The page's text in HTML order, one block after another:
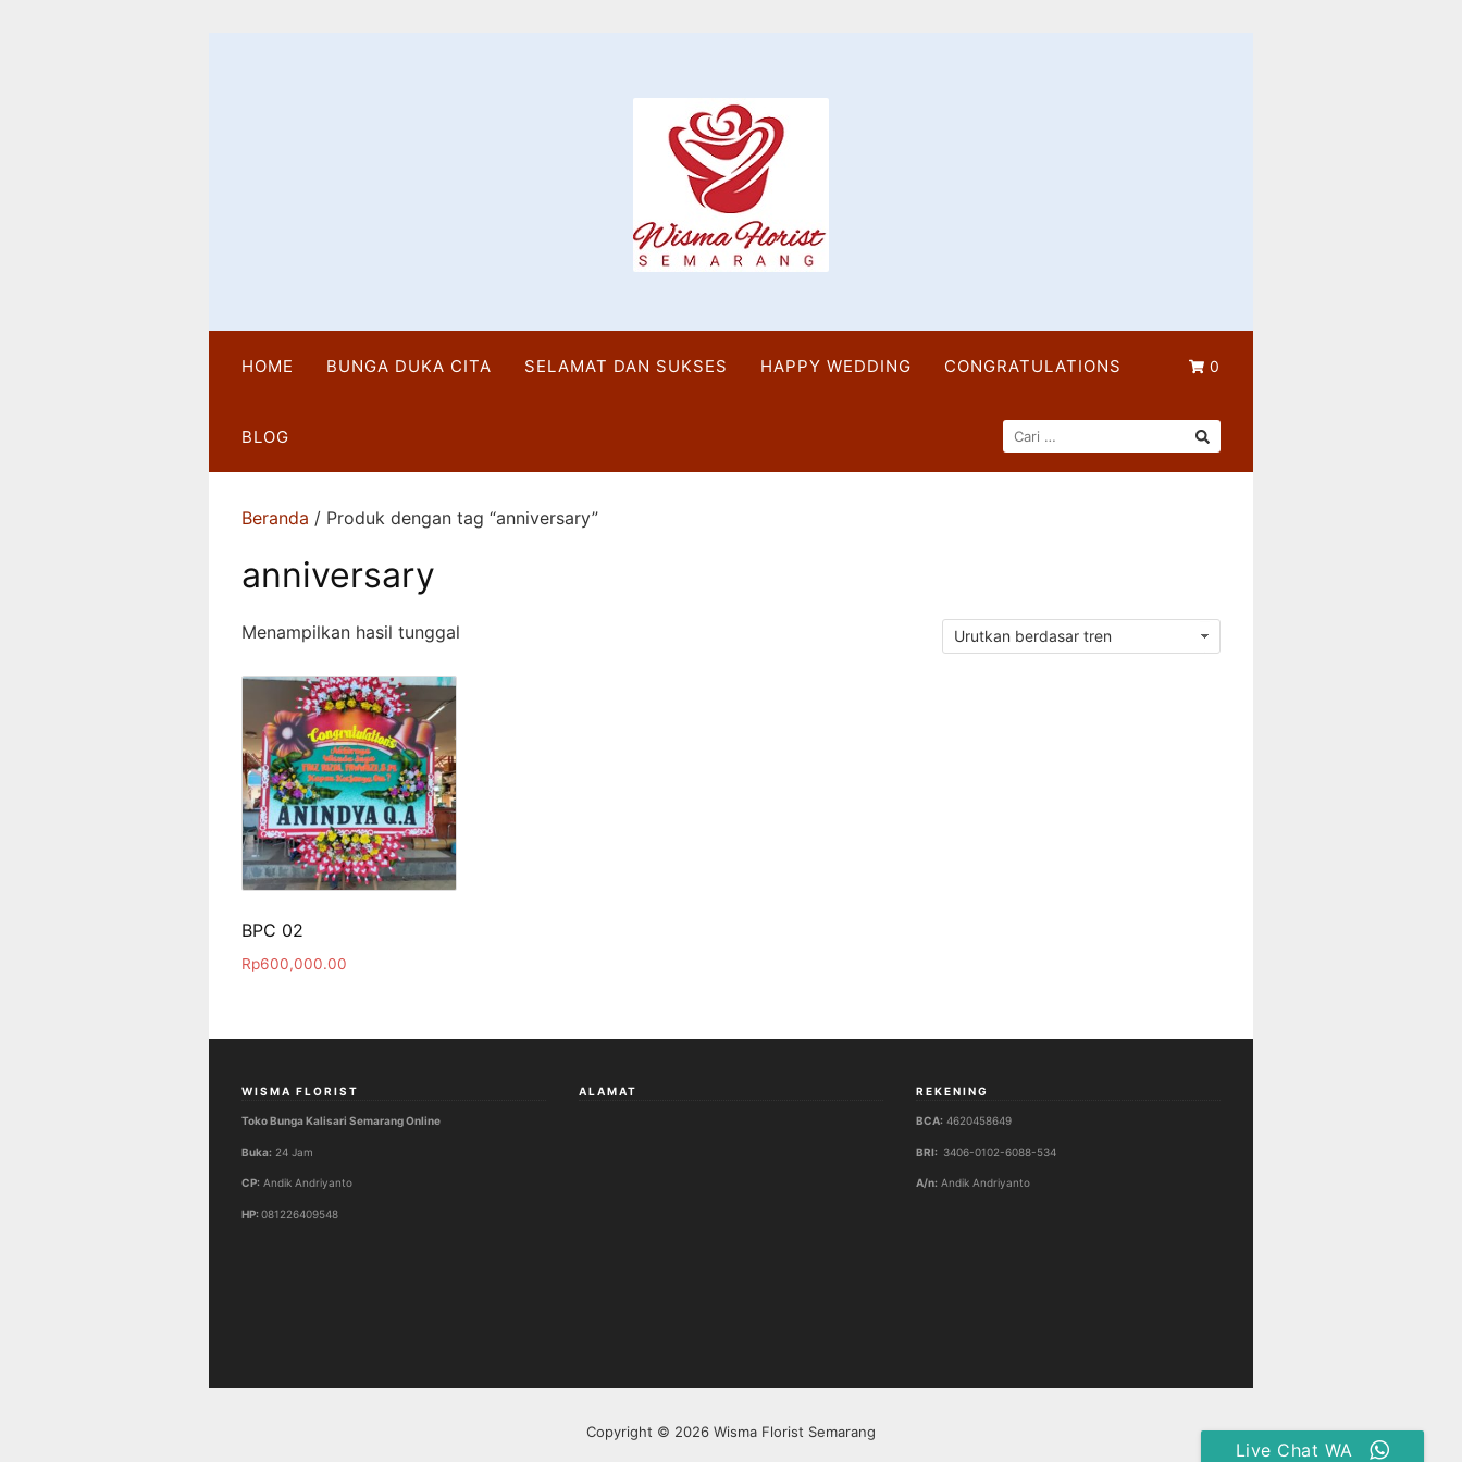
0
HOME BUNGA DUKA CITA SELAMAT DAN SUKSES HAPPY WEDDING CONGRATULATIONS
BLOG
CARI
UNTUK:
Beranda / Produk dengan tag “anniversary”
anniversary
Menampilkan hasil tunggal
BPC 02
Rp600,000.00
WISMA FLORIST
Toko Bunga Kalisari Semarang Online
Buka: 24 Jam
CP: Andik Andriyanto
HP:081226409548
ALAMAT REKENING
BCA:4620458649
BRI: 3406-0102-6088-534
A/n:Andik Andriyanto
Copyright © 2026 Wisma Florist Semarang
Live Chat WA